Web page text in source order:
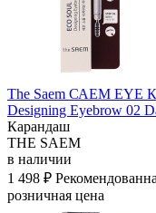
The Saem САЕМ EYE
Designing Eyebrow 02
Карандаш
THE SAEM
в наличии
1 498 ₽
розничная цена